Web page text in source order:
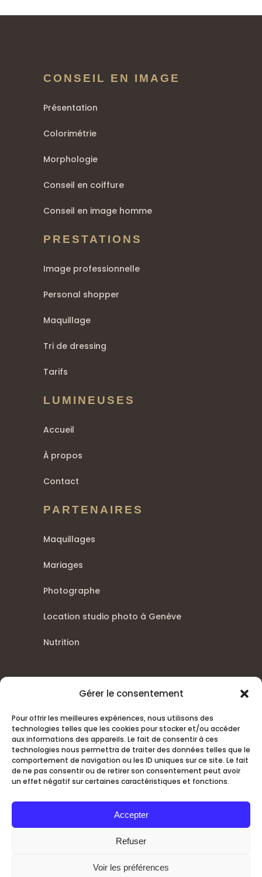
Gérer le consentement
Pour offrir les meilleures expériences, nous utilisons des
technologies telles que les cookies pour stocker et/ou accéder
aux informations des appareils. Le fait de consentir à ces
technologies nous permettra de traiter des données telles que le
comportement de navigation ou les ID uniques sur ce site. Le fait
de ne pas consentir ou de retirer son consentement peut avoir
un effet négatif sur certaines caractéristiques et fonctions.
Accepter
Refuser
Voir les préférences
CONSEIL EN IMAGE
Présentation
Colorimétrie
Morphologie
Conseil en coiffure
Conseil en image homme
PRESTATIONS
Image professionnelle
Personal shopper
Maquillage
Tri de dressing
Tarifs
LUMINEUSES
Accueil
À propos
Contact
PARTENAIRES
Maquillages
Mariages
Photographe
Location studio photo à Genève
Nutrition
Mentions légales·Politique de confidentialité
·
Remboursements
Christian Bromley
Reserved